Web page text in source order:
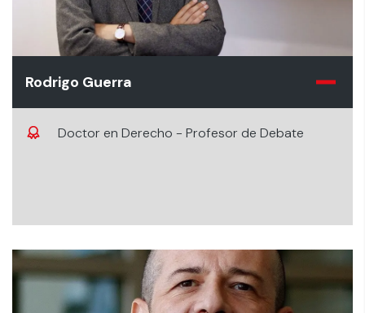
Rodrigo Guerra
Doctor en Derecho - Profesor de Debate